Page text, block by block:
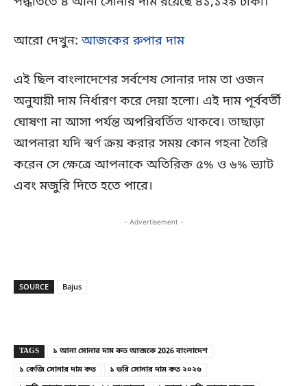
আরো দেখুন:আজকের রুপার দাম
এই ছিল বাংলাদেশের সর্বশেষ সোনার দাম তা ওজন
অনুযায়ী দাম নির্ধারণ করে দেয়া হলো। এই দাম পূর্ববর্তী
ঘোষণা না আসা পর্যন্ত অপরিবর্তিত থাকবে। তাছাড়া
আপনারা যদি স্বর্ণ ক্রয় করার সময় কোন গহনা তৈরি
করেন সে ক্ষেত্রে আপনাকে অতিরিক্ত ৫% ও ৬% ভ্যাট
এবং মজুরি দিতে হতে পারে।
- Advertisement -
SOURCE Bajus
TAGS
১ আনা সোনার দাম কত আজকে 2026 বাংলাদেশ
১ কেজি সোনার দাম কত
১ ভরি সোনার দাম কত ২০২৬